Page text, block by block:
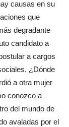
causas en su
que
degradante
candidato a
a cargos
¿Dónde
a otra mujer
conozco a
del mundo de
avaladas por el